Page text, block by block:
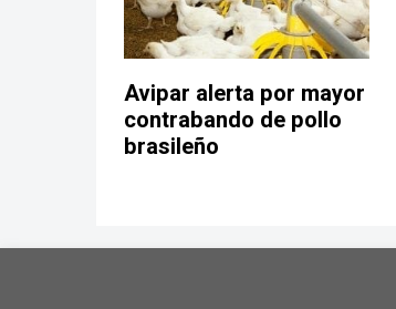
Avipar alerta por mayor
contrabando de pollo
brasileño